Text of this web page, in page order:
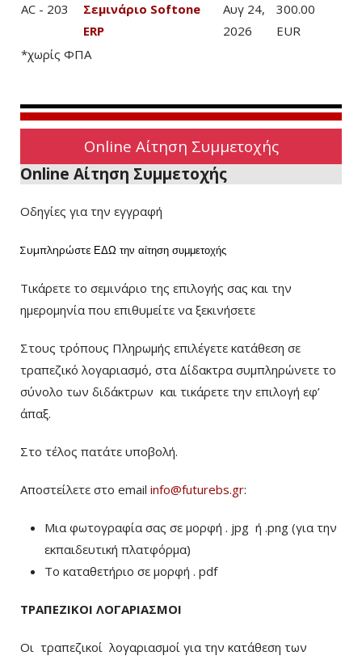
AC - 203
Σεμινάριο Softone
ERP
Αυγ 24,
2026
300.00
EUR
*χωρίς ΦΠΑ
Online Αίτηση Συμμετοχής
Online Αίτηση Συμμετοχής
Οδηγίες για την εγγραφή
Συμπληρώστε ΕΔΩ την αίτηση συμμετοχής
Τικάρετε το σεμινάριο της επιλογής σας και την
ημερομηνία που επιθυμείτε να ξεκινήσετε
Στους τρόπους Πληρωμής επιλέγετε κατάθεση σε
τραπεζικό λογαριασμό, στα Δίδακτρα συμπληρώνετε το
σύνολο των διδάκτρων και τικάρετε την επιλογή εφ’
άπαξ.
Στο τέλος πατάτε υποβολή.
Αποστείλετε στο email info@futurebs.gr:
Μια φωτογραφία σας σε μορφή . jpg ή .png (για την
εκπαιδευτική πλατφόρμα)
To καταθετήριο σε μορφή . pdf
ΤΡΑΠΕΖΙΚΟΙ ΛΟΓΑΡΙΑΣΜΟΙ
Οι τραπεζικοί λογαριασμοί για την κατάθεση των